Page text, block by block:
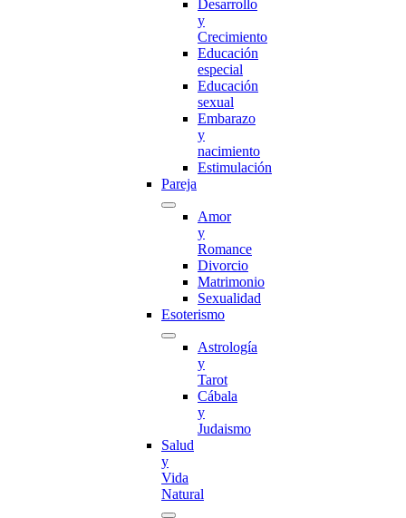
Desarrollo
y
Crecimiento
Educación
especial
Educación
sexual
Embarazo
y
nacimiento
Estimulación
Pareja
Amor
y
Romance
Divorcio
Matrimonio
Sexualidad
Esoterismo
Astrología
y
Tarot
Cábala
y
Judaismo
Salud
y
Vida
Natural